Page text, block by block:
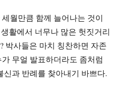
월만큼 함께 늘어나는 것이
활에서 너무나 많은 헛짓거리
박사들은 마치 칭찬하면 자존
무얼 발표하더라도 좀처럼
신과 반례를 찾아내기 바쁘다.